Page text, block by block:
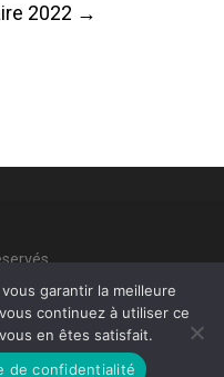
2022 →
légales ⎮Politique de
garantir la meilleure
continuez à utiliser ce
en êtes satisfait.
de confidentialité